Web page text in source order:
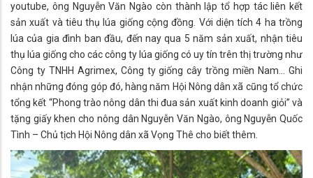
youtube, ông Nguyễn Văn Ngào còn thành lập tổ hợp tác liên kết
sản xuất và tiêu thụ lúa giống cộng đồng. Với diện tích 4 ha trồng
lúa của gia đình ban đầu, đến nay qua 5 năm sản xuất, nhận tiêu
thụ lúa giống cho các công ty lúa giống có uy tín trên thị trường như
Công ty TNHH Agrimex, Công ty giống cây trồng miền Nam... Ghi
nhận những đóng góp đó, hàng năm Hội Nông dân xã cũng tổ chức
tổng kết “Phong trào nông dân thi đua sản xuất kinh doanh giỏi” và
tặng giấy khen cho nông dân Nguyễn Văn Ngào, ông Nguyễn Quốc
Tình – Chủ tịch Hội Nông dân xã Vọng Thê cho biết thêm.